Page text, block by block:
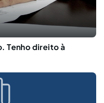
Tenho direito à